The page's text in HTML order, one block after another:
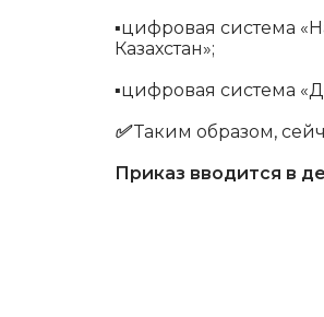
▪️цифровая система
Казахстан»;
▪️цифровая система
✅Таким образом,
Приказ вводится в